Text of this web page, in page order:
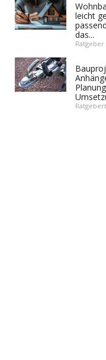
leicht
das...
Ratgeber